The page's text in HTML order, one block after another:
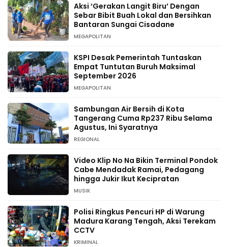
Aksi ‘Gerakan Langit Biru’ Dengan
Sebar Bibit Buah Lokal dan Bersihkan
Bantaran Sungai Cisadane
MEGAPOLITAN
KSPI Desak Pemerintah Tuntaskan
Empat Tuntutan Buruh Maksimal
September 2026
MEGAPOLITAN
Sambungan Air Bersih di Kota
Tangerang Cuma Rp237 Ribu Selama
Agustus, Ini Syaratnya
REGIONAL
Video Klip No Na Bikin Terminal Pondok
Cabe Mendadak Ramai, Pedagang
hingga Jukir Ikut Kecipratan
MUSIK
Polisi Ringkus Pencuri HP di Warung
Madura Karang Tengah, Aksi Terekam
CCTV
KRIMINAL